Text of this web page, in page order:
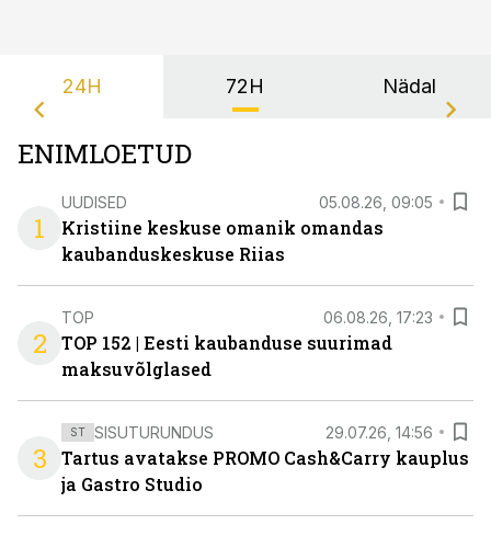
24H 72H Nädal
ENIMLOETUD
1
UUDISED 05.08.26, 09:05
Kristiine keskuse omanik omandas
kaubanduskeskuse Riias
2
TOP 06.08.26, 17:23
TOP 152 | Eesti kaubanduse suurimad
maksuvõlglased
3
ST SISUTURUNDUS 29.07.26, 14:56
Tartus avatakse PROMO Cash&Carry kauplus
ja Gastro Studio